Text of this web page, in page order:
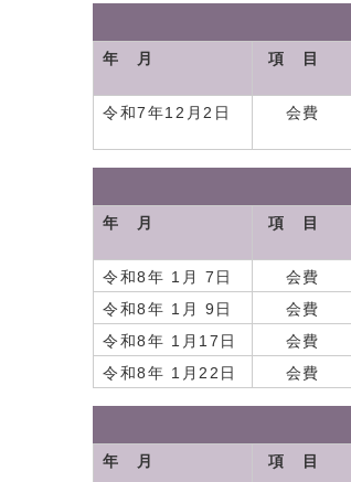
年 月 項 目
令和7年12月2日
会費
年 月 項 目
令和8年 1月 7日
会費
令和8年 1月 9日
会費
令和8年 1月17日
会費
令和8年 1月22日
会費
年 月 項 目